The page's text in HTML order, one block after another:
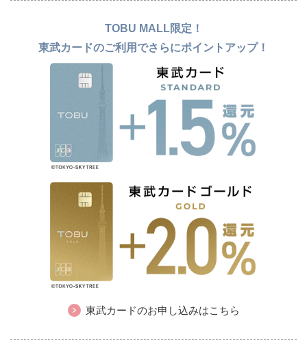
TOBU MALL限定！
東武カードのご利用でさらにポイントアップ！
東武カードのお申し込みはこちら